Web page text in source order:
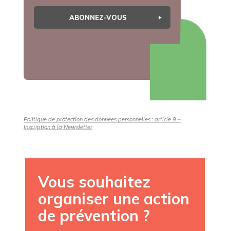
ABONNEZ-VOUS
Politique de protection des données personnelles : article 9 –
Inscription à la Newsletter
Vous souhaitez
organiser une action
de prévention ?